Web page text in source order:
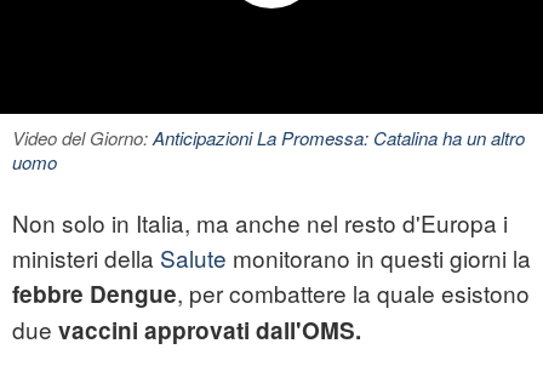
Video del Giorno:Anticipazioni La Promessa: Catalina ha un altro
uomo
Non solo in Italia, ma anche nel resto d'Europa i
ministeri della Salute monitorano in questi giorni la
febbre Dengue, per combattere la quale esistono
due vaccini approvati dall'OMS.